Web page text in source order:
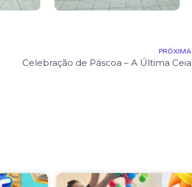
PRÓXIMA
Celebração de Páscoa – A Última Ceia